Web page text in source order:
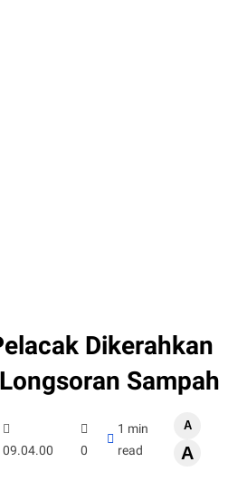
Dikerahkan
Sampah
09.04.00 0
1 min
read
A
A